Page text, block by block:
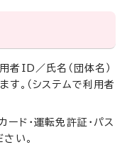
者ID／氏名（団体名）
す。（システムで利用者
ード・運転免許証・パス
い。